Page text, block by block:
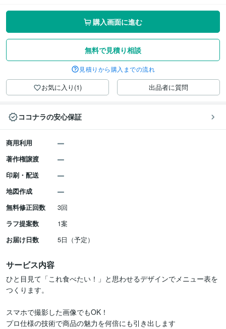
購入画面に進む
無料で見積り相談
見積りから購入までの流れ
お気に入り(1) 出品者に質問
ココナラの安心保証
商用利用
著作権譲渡
印刷・配送
地図作成
無料修正回数
3回
ラフ提案数
1案
お届け日数
5日（予定）
サービス内容
ひと目見て「これ食べたい！」と思わせるデザインでメニュー表を
つくります。
スマホで撮影した画像でもOK！
プロ仕様の技術で商品の魅力を何倍にも引き出します